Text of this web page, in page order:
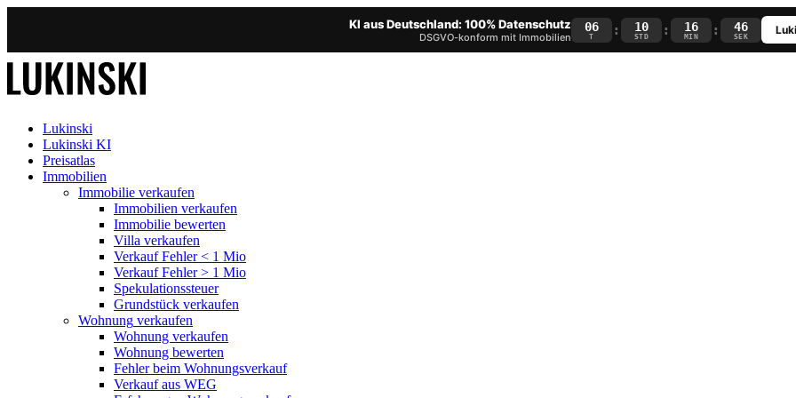
KI aus Deutschland: 100% Datenschutz
DSGVO-konform mit Immobilien
06
T : 10
STD : 16
MIN : 45
SEK
Lukinski
Lukinski KI
Preisatlas
Immobilien
Immobilie verkaufen
Immobilien verkaufen
Immobilie bewerten
Villa verkaufen
Verkauf Fehler < 1 Mio
Verkauf Fehler > 1 Mio
Spekulationssteuer
Grundstück verkaufen
Wohnung verkaufen
Wohnung verkaufen
Wohnung bewerten
Fehler beim Wohnungsverkauf
Verkauf aus WEG